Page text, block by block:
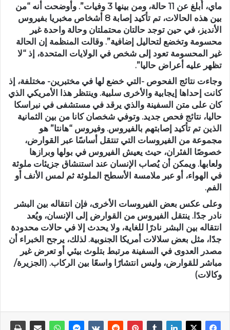
ماي، أُبلغ عن 11 حالة، ومن بينها 3 وفيات”. وأوضحت أنه “من
بين هذه الحالات، تم تأكيد إصابة 8 أشخاص مخبريا بفيروس
الأنديز، في حين توجد حالتان محتملتان وحالة واحدة غير
محسومة وتخضع لتحاليل إضافية”. وقالت المنظمة إن الحالة
غير المحسومة تعود إلى شخص في الولايات المتحدة، إذ “لا
تظهر عليه أعراض حاليا”.
وجاءت نتائج الفحوص -التي خضع لها في مختبرين- مختلفة، إذ
كانت إحداها إيجابية والأخرى سلبية. وينتظر هذا الأمريكي الذي
كان على متن السفينة والذي يرقد في مستشفى في نبراسكا
حاليا، نتائج فحص جديد. وتوفي شخصان كانا من بين الثمانية
الذين تم تأكيد إصابتهم بالفيروس. وفيروس “هانتا” هو
مجموعة من الفيروسات التي تنتقل أساسًا عبر القوارض،
خصوصًا الفئران، حيث يعيش الفيروس في بولها وبرازها
ولعابها. ويمكن أن يُصاب الإنسان عند استنشاق جزيئات ملوثة
في الهواء، أو عبر ملامسة الأسطح الملوثة ثم لمس الأنف أو
الفم.
وعلى عكس بعض الفيروسات الأخرى، فإن انتقاله بين البشر
نادر جدًا. ينتقل الفيروس من القوارض إلى الإنسان، ويُعد
انتقاله بين البشر نادرًا للغاية، ولا يحدث إلا في حالات محدودة
جدًا، مثل بعض سلالات أمريكا الجنوبية. لذلك، يرجح الخبراء أن
مصدر العدوى في السفينة مرتبط بتلوث بيئي أو تعرض غير
مباشر للقوارض، وليس انتشارًا واسعًا بين الركاب. (الجزيرة/
وكالات)